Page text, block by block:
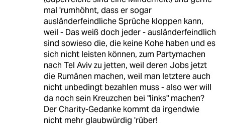
mal 'rumhöhnt, dass er sogar
ausländerfeindliche Sprüche kloppen kann,
weil - Das weiß doch jeder - ausländerfeindlich
sind sowieso die, die keine Kohe haben und es
sich nicht leisten können, zum Partymachen
nach Tel Aviv zu jetten, weil deren Jobs jetzt
die Rumänen machen, weil man letztere auch
nicht unbedingt bezahlen muss - also wer will
da noch sein Kreuzchen bei "links" machen?
Der Charity-Gedanke kommt da irgendwie
nicht mehr glaubwürdig 'rüber!